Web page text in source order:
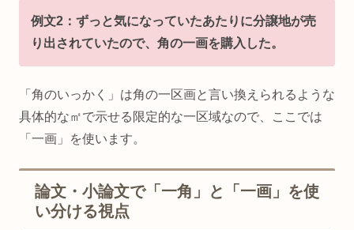
例文2：ずっと気になっていたあたりに分譲地が売
り出されていたので、角の一画を購入した。
「角のいっかく」は角の一区画と言い換えられるような
具体的な㎡で示せる限定的な一区域なので、ここでは
「一画」を使います。
論文・小論文で「一角」と「一画」を使
い分ける視点